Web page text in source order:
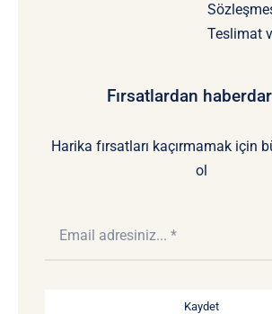
Teslimat
Fırsatlardan
Harika fırsatları kaçırmamak için
ol
Kaydet